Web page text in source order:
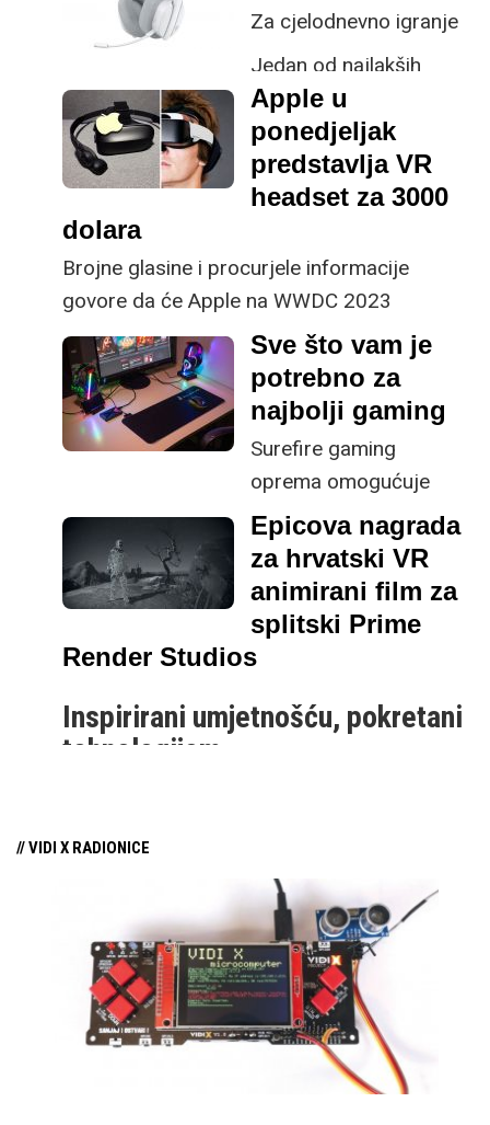
povezivanja, odvojivi
mikrofon i, kao što je
uvijek slučaj s White
Shark uređajima, vrlo
pristupačnu cijenu.
Za cjelodnevno igranje
Jedan od najlakših
headsetova za gaming
koji smo imali prilike
probati nudi solidan
zvuk, niz mogućnosti
mikrofon i, kao što je
uvijek slučaj s White
Shark uređajima, vrlo
pristupačnu cijenu
Apple u
ponedjeljak
predstavlja VR
headset za 3000
dolara
Brojne glasine i procurjele informacije
govore da će Apple na WWDC 2023
događanju predstaviti potpuno novi
proizvod,VR headset koji nadilazi gaming
Sve što vam je
potrebno za
najbolji gaming
Surefire gaming
oprema omogućuje
vam beskompromisne
performanse bilo da
koristite računalo ili
igraću konzolu. Svojim
atraktivnim izgledom,
mogućnostima,
nudi sve što je
potrebno za najbolji
gaming doživljaj
Epicova nagrada
za hrvatski VR
animirani film za
splitski Prime
Render Studios
Inspirirani umjetnošću, pokretani
tehnologijom
nagraduza VR animirani film rađen u Unreal
// VIDI X RADIONICE